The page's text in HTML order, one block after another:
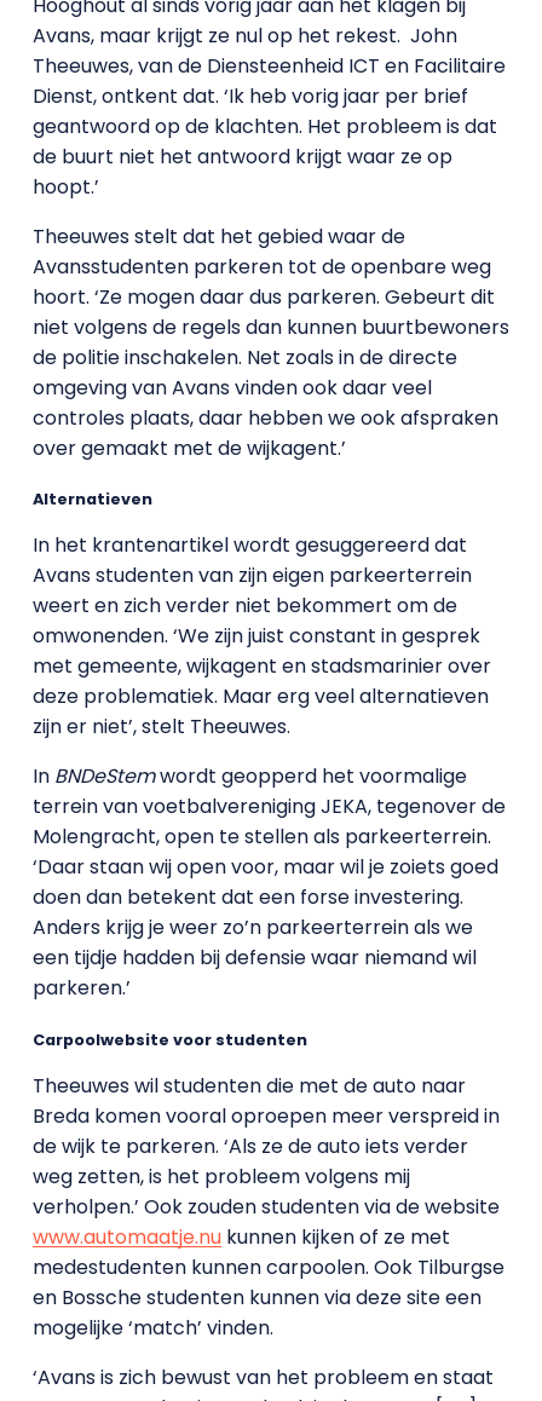
Avans, maar krijgt ze nul op het rekest. John
Theeuwes, van de Diensteenheid ICT en Facilitaire
Dienst, ontkent dat. ‘Ik heb vorig jaar per brief
geantwoord op de klachten. Het probleem is dat
de buurt niet het antwoord krijgt waar ze op
hoopt.’
Theeuwes stelt dat het gebied waar de
Avansstudenten parkeren tot de openbare weg
hoort. ‘Ze mogen daar dus parkeren. Gebeurt dit
niet volgens de regels dan kunnen buurtbewoners
de politie inschakelen. Net zoals in de directe
omgeving van Avans vinden ook daar veel
controles plaats, daar hebben we ook afspraken
over gemaakt met de wijkagent.’
Alternatieven
In het krantenartikel wordt gesuggereerd dat
Avans studenten van zijn eigen parkeerterrein
weert en zich verder niet bekommert om de
omwonenden. ‘We zijn juist constant in gesprek
met gemeente, wijkagent en stadsmarinier over
deze problematiek. Maar erg veel alternatieven
zijn er niet’, stelt Theeuwes.
In BNDeStemwordt geopperd het voormalige
terrein van voetbalvereniging JEKA, tegenover de
Molengracht, open te stellen als parkeerterrein.
‘Daar staan wij open voor, maar wil je zoiets goed
doen dan betekent dat een forse investering.
Anders krijg je weer zo’n parkeerterrein als we
een tijdje hadden bij defensie waar niemand wil
parkeren.’
Carpoolwebsite voor studenten
Theeuwes wil studenten die met de auto naar
Breda komen vooral oproepen meer verspreid in
de wijk te parkeren. ‘Als ze de auto iets verder
weg zetten, is het probleem volgens mij
verholpen.’ Ook zouden studenten via de website
www.automaatje.nukunnen kijken of ze met
medestudenten kunnen carpoolen. Ook Tilburgse
en Bossche studenten kunnen via deze site een
mogelijke ‘match’ vinden.
‘Avans is zich bewust van het probleem en staat